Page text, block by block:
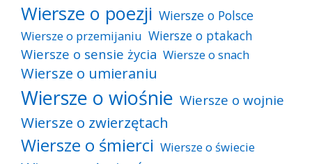
Wiersze o poezji Wiersze o Polsce
Wiersze o przemijaniu Wiersze o ptakach
Wiersze o sensie życia Wiersze o snach
Wiersze o umieraniu
Wiersze o wiośnie Wiersze o wojnie
Wiersze o zwierzętach
Wiersze o śmierci Wiersze o świecie